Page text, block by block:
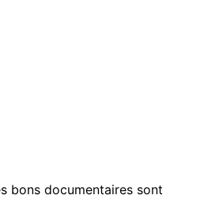
bons documentaires sont